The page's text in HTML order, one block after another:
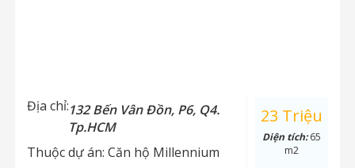
Địa chỉ:132 Bến Vân Đồn, P6, Q4.
Tp.HCM
Thuộc dự án: Căn hộ Millennium
23 Triệu
Diện tích:65
m2